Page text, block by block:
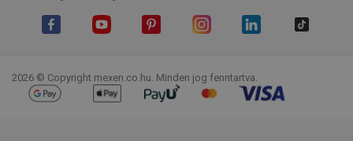
2026 © Copyright mexen.co.hu. Minden jog fenntartva.